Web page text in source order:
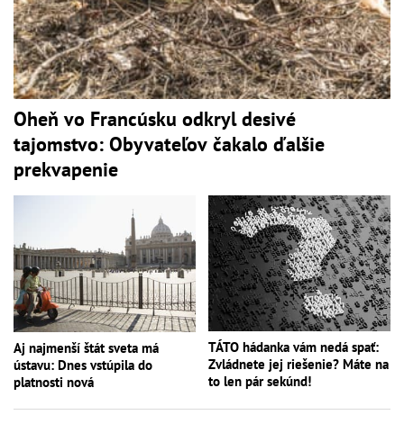
Oheň vo Francúsku odkryl desivé
tajomstvo: Obyvateľov čakalo ďalšie
prekvapenie
Aj najmenší štát sveta má
ústavu: Dnes vstúpila do
platnosti nová
TÁTO hádanka vám nedá spať:
Zvládnete jej riešenie? Máte na
to len pár sekúnd!